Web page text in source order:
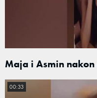
Maja i Asmin
00:33